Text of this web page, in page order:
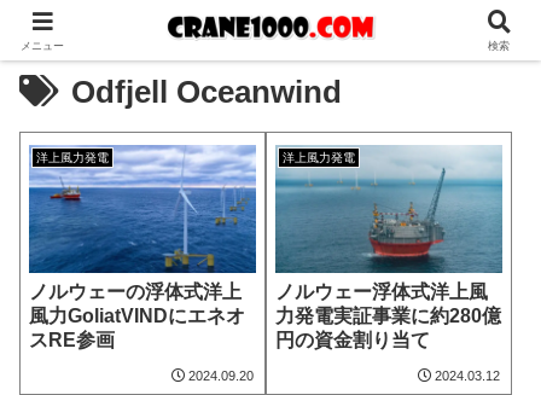
Odfjell Oceanwind
洋上風力発電
ノルウェーの浮体式洋上
風力GoliatVINDにエネオ
スRE参画
2024.09.20
洋上風力発電
ノルウェー浮体式洋上風
力発電実証事業に約280億
円の資金割り当て
2024.03.12
メニュー 検索